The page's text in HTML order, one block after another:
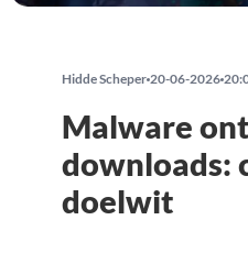
Hidde Scheper 20-06-2026
Malware
downloads:
doelwit